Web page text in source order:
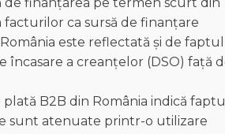
ca sursă de finanțare
este reflectată și de faptul
încasare a creanțelor (DSO) față
B2B din România indică faptul
sunt atenuate printr-o utilizare